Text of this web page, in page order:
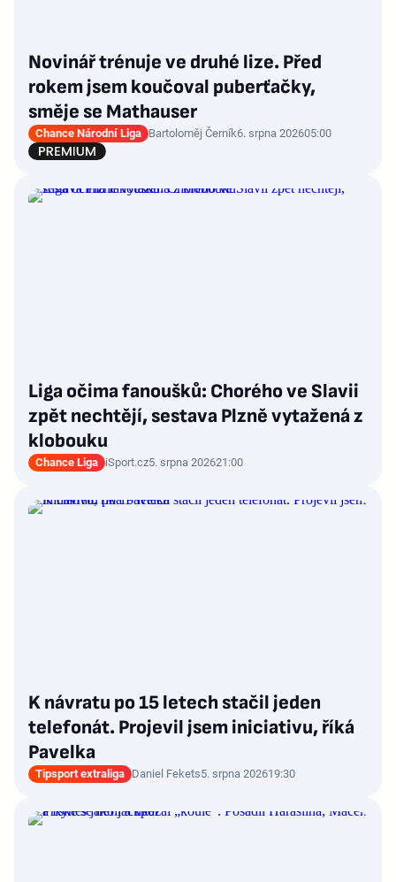
Novinář trénuje ve druhé lize. Před
rokem jsem koučoval puberťačky,
směje se Mathauser
Chance Národní Liga Bartoloměj Černík6. srpna 202605:00
Liga očima fanoušků: Chorého ve Slavii
zpět nechtějí, sestava Plzně vytažená z
klobouku
Chance Liga iSport.cz5. srpna 202621:00
K návratu po 15 letech stačil jeden
telefonát. Projevil jsem iniciativu, říká
Pavelka
Tipsport extraliga Daniel Fekets5. srpna 202619:30